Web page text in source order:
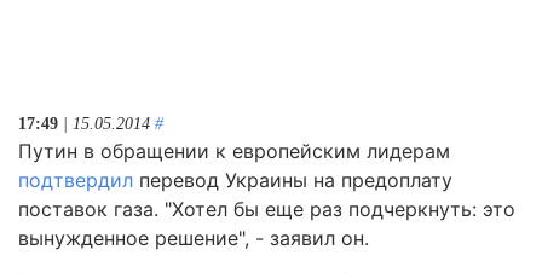
17:49 | 15.05.2014 #
Путин в обращении к европейским лидерам
подтвердил перевод Украины на предоплату
поставок газа. "Хотел бы еще раз подчеркнуть: это
вынужденное решение", - заявил он.